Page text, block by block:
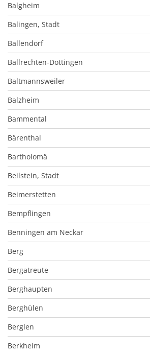
Balgheim
Balingen, Stadt
Ballendorf
Ballrechten-Dottingen
Baltmannsweiler
Balzheim
Bammental
Bärenthal
Bartholomä
Beilstein, Stadt
Beimerstetten
Bempflingen
Benningen am Neckar
Berg
Bergatreute
Berghaupten
Berghülen
Berglen
Berkheim